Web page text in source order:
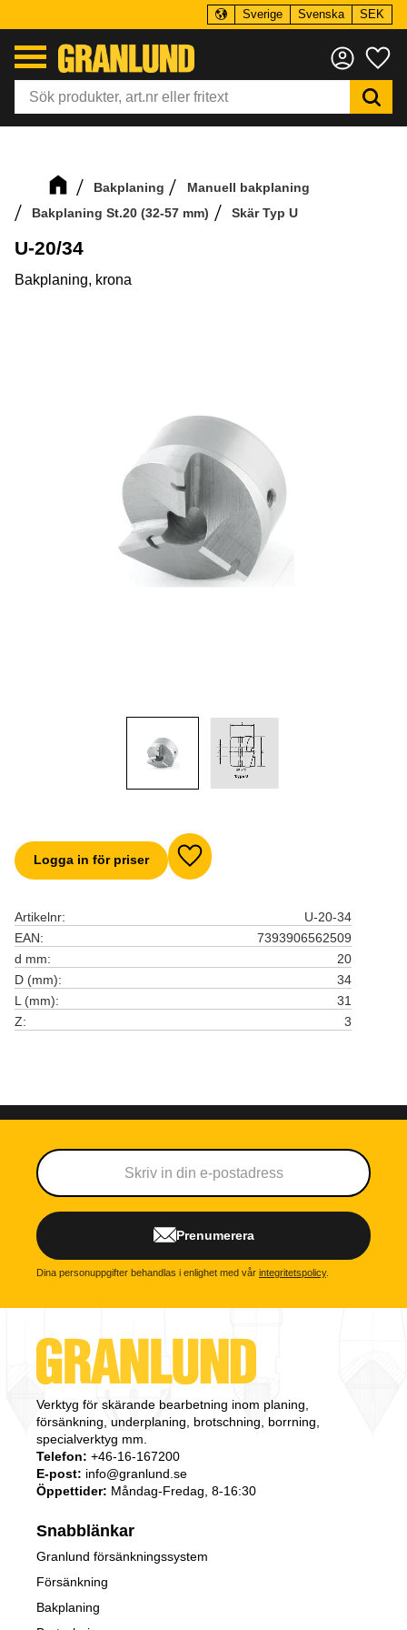
Sverige Svenska SEK
Bakplaning
Manuell bakplaning
Bakplaning St.20 (32-57 mm)
Skär Typ U
U-20/34
Bakplaning, krona
Logga in för priser Lägg till i favoriter
Artikelnr
U-20-34
EAN
7393906562509
d mm
20
D (mm)
34
L (mm)
31
Z
3
Prenumerera
Dina personuppgifter behandlas i enlighet med vår integritetspolicy.
Verktyg för skärande bearbetning inom planing,
försänkning, underplaning, brotschning, borrning,
specialverktyg mm.
Telefon: +46-16-167200
E-post: info@granlund.se
Öppettider: Måndag-Fredag, 8-16:30
Snabblänkar
Granlund försänkningssystem
Försänkning
Bakplaning